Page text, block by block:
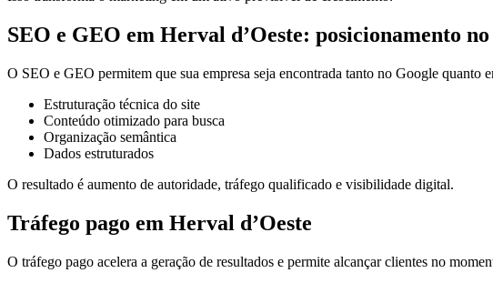
SEO e GEO em Herval d’Oeste: posicionamento
O SEO e GEO permitem que sua empresa seja encontrada tanto no Google
Estruturação técnica do site
Conteúdo otimizado para busca
Organização semântica
Dados estruturados
O resultado é aumento de autoridade, tráfego qualificado e visibilidade digital.
Tráfego pago em Herval d’Oeste
O tráfego pago acelera a geração de resultados e permite alcançar clientes no